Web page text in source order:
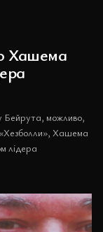
Хашема
Бейрута, можливо,
«Хезболли», Хашема
лідера